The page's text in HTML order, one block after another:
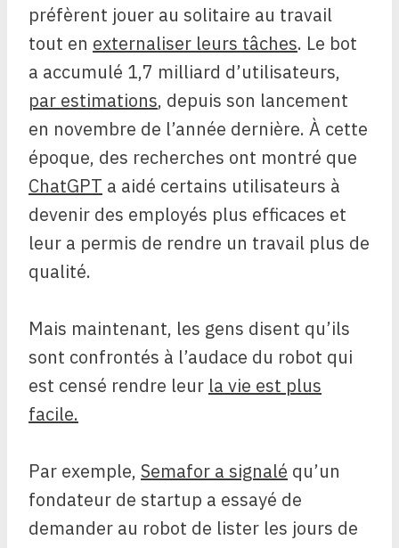
préfèrent jouer au solitaire au travail
tout en externaliser leurs tâches. Le bot
a accumulé 1,7 milliard d’utilisateurs,
par estimations, depuis son lancement
en novembre de l’année dernière. À cette
époque, des recherches ont montré que
ChatGPT a aidé certains utilisateurs à
devenir des employés plus efficaces et
leur a permis de rendre un travail plus de
qualité.
Mais maintenant, les gens disent qu’ils
sont confrontés à l’audace du robot qui
est censé rendre leur la vie est plus
facile.
Par exemple, Semafor a signalé qu’un
fondateur de startup a essayé de
demander au robot de lister les jours de